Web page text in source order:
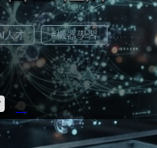
人才 #機器學習
info